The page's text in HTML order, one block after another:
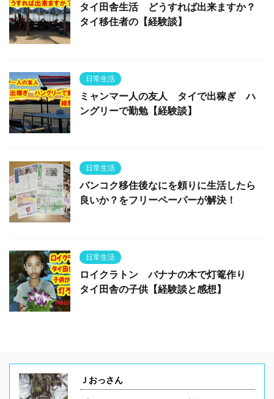
タイ田舎生活 どうすれば出来ますか？
タイ移住者の【経験談】
日常生活
ミャンマー人の友人 タイで出稼ぎ ハ
ングリーで勤勉【経験談】
日常生活
バンコク移住後なにを頼りに生活したら
良いか？をフリーペーパーが解決！
日常生活
ロイクラトン バナナの木で灯篭作り
タイ田舎の子供【経験談と感想】
Ｊおっさん